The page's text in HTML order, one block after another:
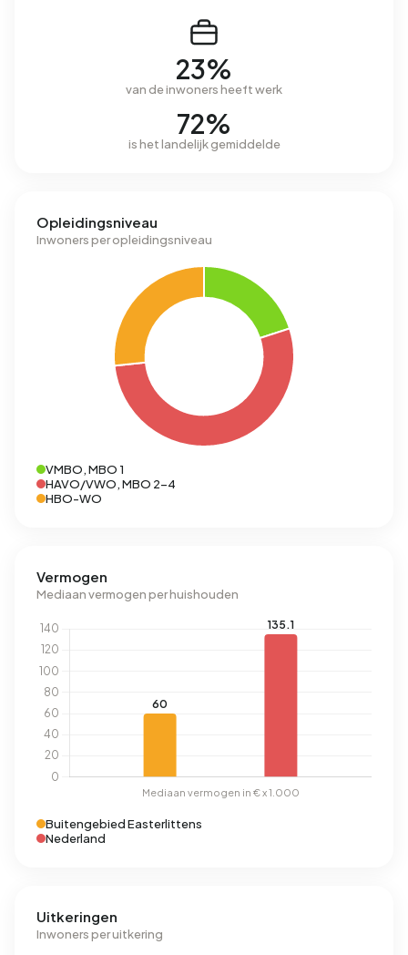
23%
van de inwoners heeft werk
72%
is het landelijk gemiddelde
Opleidingsniveau
Inwoners per opleidingsniveau
VMBO, MBO 1
HAVO/VWO, MBO 2-4
HBO-WO
Vermogen
Mediaan vermogen per huishouden
Buitengebied Easterlittens
Nederland
Uitkeringen
Inwoners per uitkering